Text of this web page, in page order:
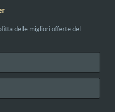
delle migliori offerte del